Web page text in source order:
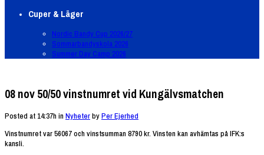
Cuper & Läger
Nordic Bandy Cup 2026/27
Sommarbandyskola 2026
Summer Day Camp 2026
08 nov50/50 vinstnumret vid Kungälvsmatchen
Posted at 14:37h in NyheterbyPer Ejerhed
Vinstnumret var 56067 och vinstsumman 8790 kr. Vinsten kan avhämtas på IFK:s
kansli.